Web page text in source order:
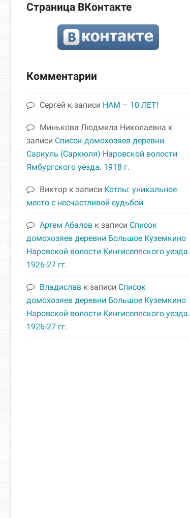
Страница ВКонтакте
Комментарии
Сергей к записи НАМ – 10 ЛЕТ!
Минькова Людмила Николаевна к
записи Список домохозяев деревни
Саркуль (Саркюля) Наровской волости
Ямбургского уезда. 1918 г.
Виктор к записи Котлы: уникальное
место с несчастливой судьбой
Артем Абалов к записи Список
домохозяев деревни Большое Куземкино
Наровской волости Кингисеппского уезда.
1926-27 гг.
Владислав к записи Список
домохозяев деревни Большое Куземкино
Наровской волости Кингисеппского уезда.
1926-27 гг.